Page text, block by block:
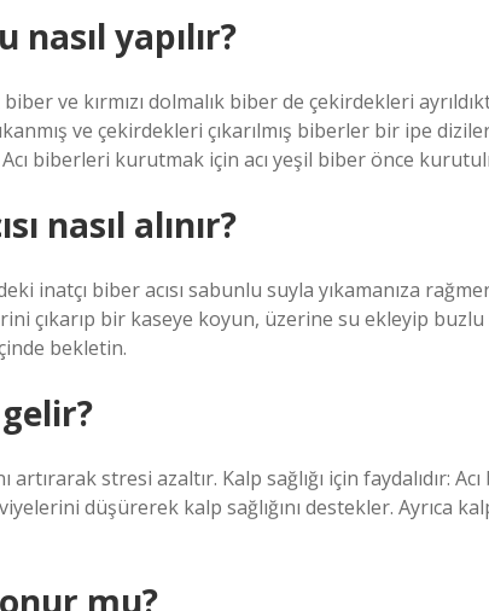
yapılır?
ve kırmızı dolmalık biber de çekirdekleri
ve çekirdekleri çıkarılmış biberler bir ipe
biberleri kurutmak için acı yeşil biber önce
nasıl alınır?
inatçı biber acısı sabunlu suyla yıkamanıza
çıkarıp bir kaseye koyun, üzerine su ekleyip buzlu
bekletin.
artırarak stresi azaltır. Kalp sağlığı için faydalıdır:
düşürerek kalp sağlığını destekler. Ayrıca
mu?